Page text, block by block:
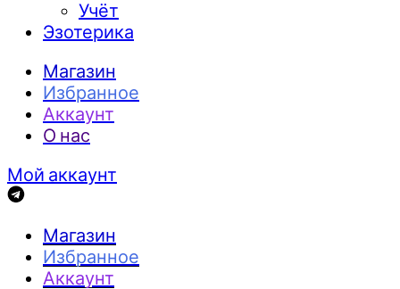
Учёт
Эзотерика
Магазин
Избранное
Аккаунт
О нас
Мой аккаунт
Магазин
Избранное
Аккаунт